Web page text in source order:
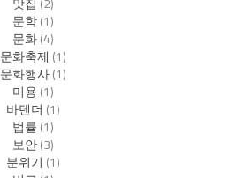
문학(1)
문화(4)
문화축제 (1)
문화행사(1)
미용(1)
바텐더 (1)
법률(1)
보안(3)
분위기 (1)